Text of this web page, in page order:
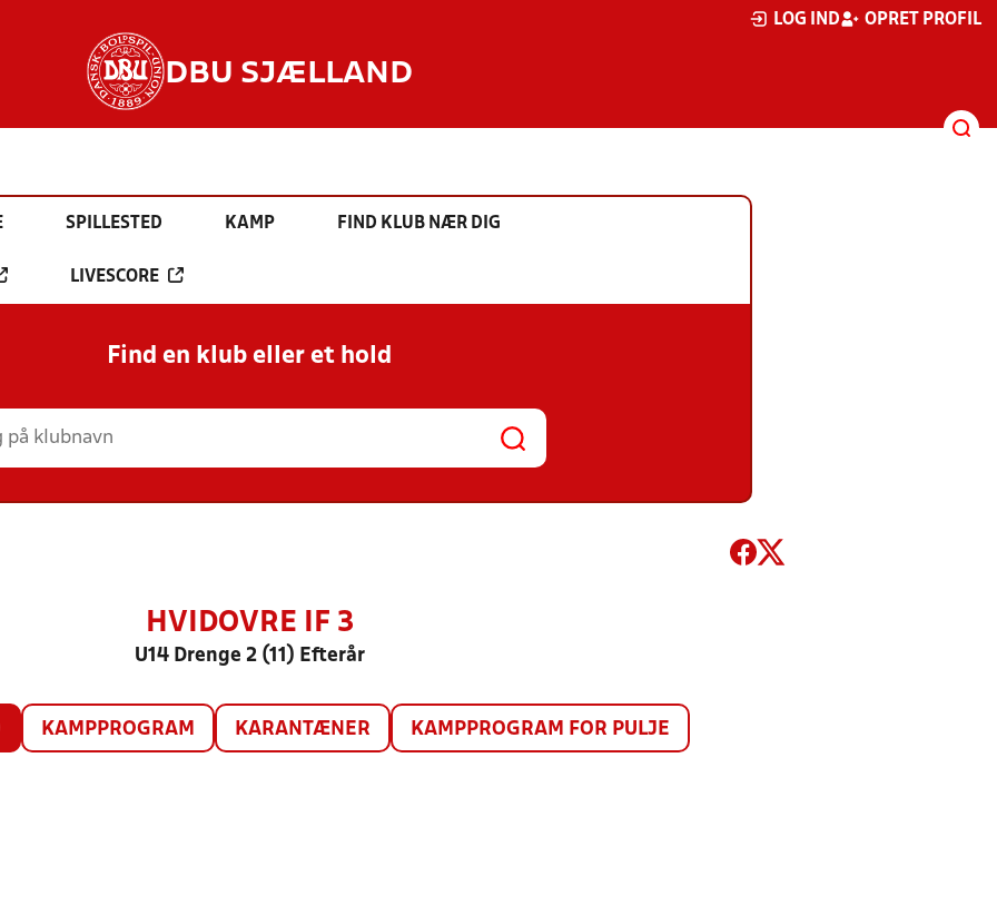
LOG IND OPRET PROFIL
DBU SJÆLLAND
SPILLESTED KAMP FIND KLUB NÆR DIG
LIVESCORE
Find en klub eller et hold
HVIDOVRE IF 3
U14 Drenge 2 (11) Efterår
KAMPPROGRAM KARANTÆNER KAMPPROGRAM FOR PULJE